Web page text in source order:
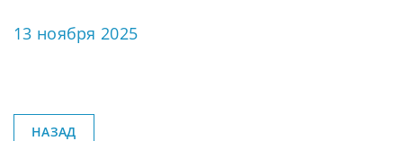
13 ноября 2025
НАЗАД